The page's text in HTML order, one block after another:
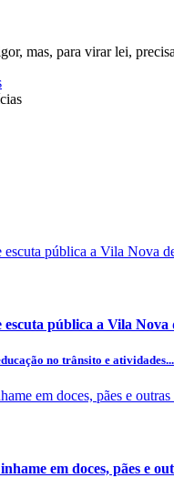
mas, para virar lei,
pública a Vila Nova
no trânsito e atividades...
em doces, pães e